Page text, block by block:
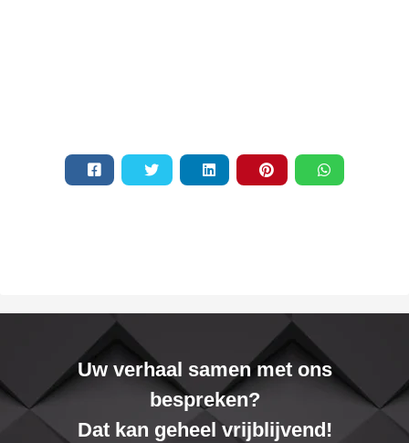
Uw verhaal samen met ons
bespreken?
Dat kan geheel vrijblijvend!